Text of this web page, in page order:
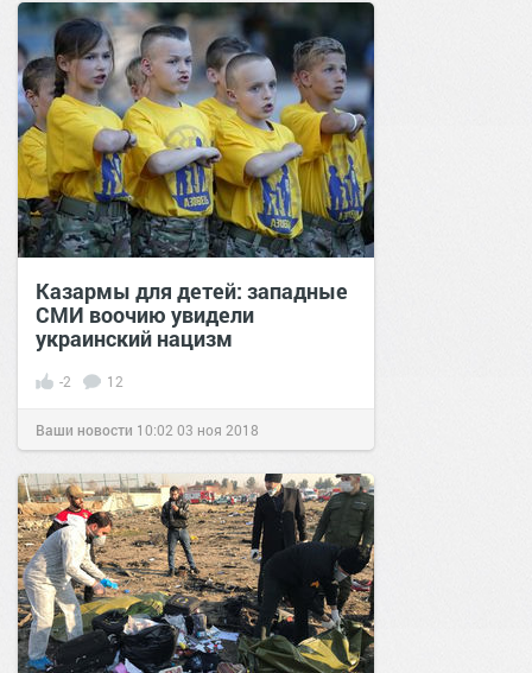
Казармы для детей: западные
СМИ воочию увидели
украинский нацизм
-2 12
Ваши новости 10:02 03 ноя 2018